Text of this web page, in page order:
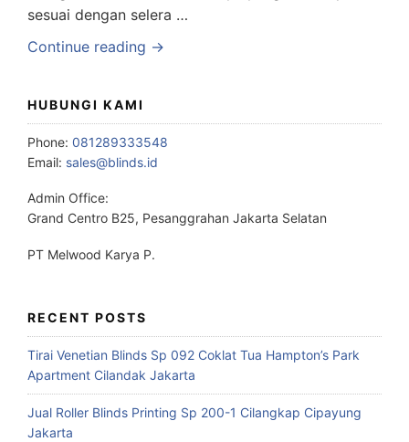
sesuai dengan selera …
Continue reading →
HUBUNGI KAMI
Phone: 081289333548
Email: sales@blinds.id
Admin Office:
Grand Centro B25, Pesanggrahan Jakarta Selatan
PT Melwood Karya P.
RECENT POSTS
Tirai Venetian Blinds Sp 092 Coklat Tua Hampton’s Park
Apartment Cilandak Jakarta
Jual Roller Blinds Printing Sp 200-1 Cilangkap Cipayung
Jakarta